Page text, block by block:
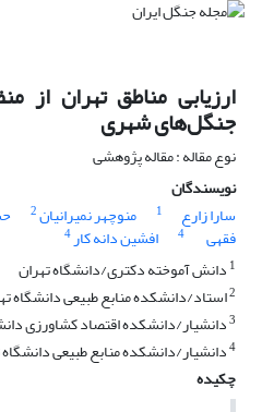
ارزیابی مناطق تهران
جنگل‌های شهری
نوع مقاله : مقاله پژوهشی
نویسندگان
سارا زارع
1 منوچهر نمیرانیان2
فقهی 4 افشین دانه کار4
1 دانش آموخته دکتری/دانشگاه تهران
2استاد/دانشکده منابع طبیعی دانشگاه
3دانشیار/دانشکده اقتصاد کشاورزی
4دانشیار/دانشکده منابع طبیعی
چکیده